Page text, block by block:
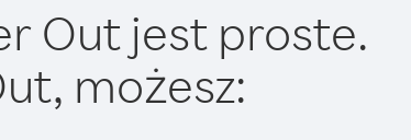
Out jest proste.
możesz: